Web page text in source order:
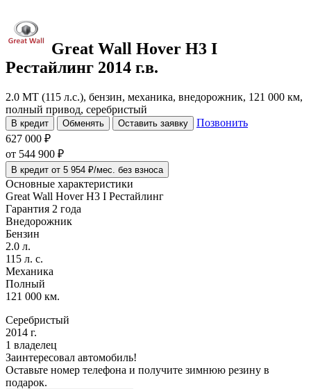
Great Wall Hover H3 I
Рестайлинг 2014 г.в.
2.0 MT (115 л.с.), бензин, механика, внедорожник, 121 000 км,
полный привод, серебристый
В кредит Обменять Оставить заявку
Позвонить
627 000 ₽
от 544 900 ₽
В кредит от 5 954 ₽/мес. без взноса
Основные характеристики
Great Wall Hover H3 I Рестайлинг
Гарантия 2 года
Внедорожник
Бензин
2.0 л.
115 л. с.
Механика
Полный
121 000 км.
Серебристый
2014 г.
1 владелец
Заинтересовал автомобиль!
Оставьте номер телефона и получите зимнюю резину в
подарок.